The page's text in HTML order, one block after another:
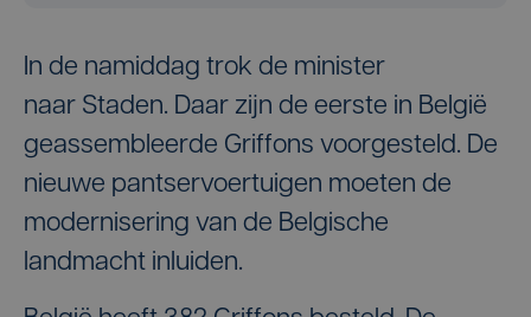
In de namiddag trok de minister
naar Staden. Daar zijn de eerste in België
geassembleerde Griffons voorgesteld. De
nieuwe pantservoertuigen moeten de
modernisering van de Belgische
landmacht inluiden.